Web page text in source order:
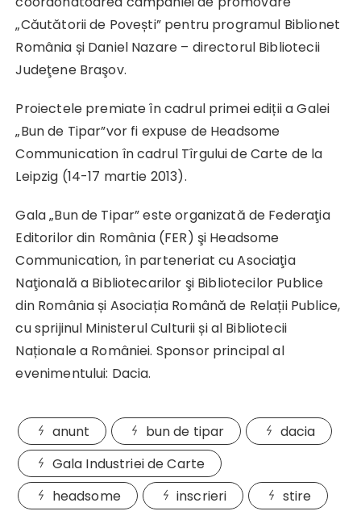
„Căutătorii de Povești” pentru programul Biblionet
România și Daniel Nazare – directorul Bibliotecii
Judeţene Braşov.
Proiectele premiate în cadrul primei ediții a Galei
„Bun de Tipar”vor fi expuse de Headsome
Communication în cadrul Tîrgului de Carte de la
Leipzig (14-17 martie 2013).
Gala „Bun de Tipar” este organizată de Federaţia
Editorilor din România (FER) şi Headsome
Communication, în parteneriat cu Asociaţia
Naţională a Bibliotecarilor şi Bibliotecilor Publice
din România și Asociația Română de Relații Publice,
cu sprijinul Ministerul Culturii și al Bibliotecii
Naționale a României. Sponsor principal al
evenimentului: Dacia.
anunt bun de tipar
dacia
Gala Industriei de Carte
headsome
inscrieri stire